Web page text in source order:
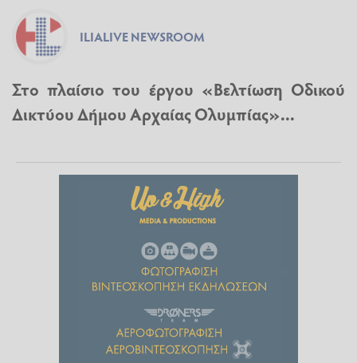
ILIALIVE NEWSROOM
Στο πλαίσιο του έργου «Βελτίωση Οδικού
Δικτύου Δήμου Αρχαίας Ολυμπίας»...